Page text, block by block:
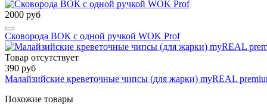
2000 руб
Сковорода ВОК с одной ручкой WOK Prof
Товар отсутствует
390 руб
Малайзийские креветочные чипсы (для жарки) myREAL
Похожие товары